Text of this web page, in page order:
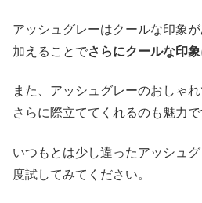
アッシュグレーはクールな印象
加えることでさらにクールな印象
また、アッシュグレーのおしゃ
さらに際立ててくれるのも魅力で
いつもとは少し違ったアッシュ
度試してみてください。